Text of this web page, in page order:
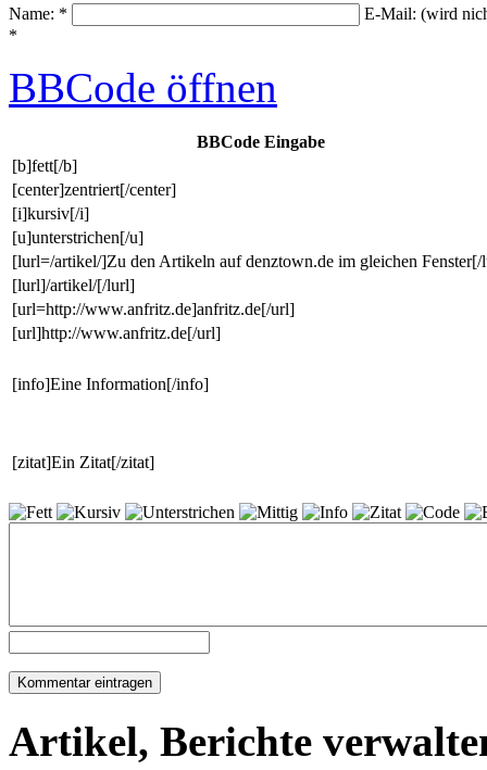
Name: *
E-Mail: (wird
*
BBCode öffnen
BBCode Eingabe
[b]fett[/b]
[center]zentriert[/center]
[i]kursiv[/i]
[u]unterstrichen[/u]
[lurl=/artikel/]Zu den Artikeln auf denztown.de im gleichen
[lurl]/artikel/[/lurl]
[url=http://www.anfritz.de]anfritz.de[/url]
[url]http://www.anfritz.de[/url]
[info]Eine Information[/info]
[zitat]Ein Zitat[/zitat]
Artikel, Berichte